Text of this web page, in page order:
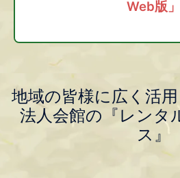
Web版」
地域の皆様に広く活
法人会館の『レンタ
ス』